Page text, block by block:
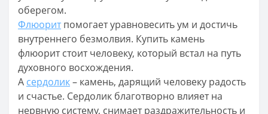
оберегом.
Флюоритпомогает уравновесить ум и достичь
внутреннего безмолвия. Купить камень
флюорит стоит человеку, который встал на путь
духовного восхождения.
А сердолик– камень, дарящий человеку радость
и счастье. Сердолик благотворно влияет на
нервную систему, снимает раздражительность и